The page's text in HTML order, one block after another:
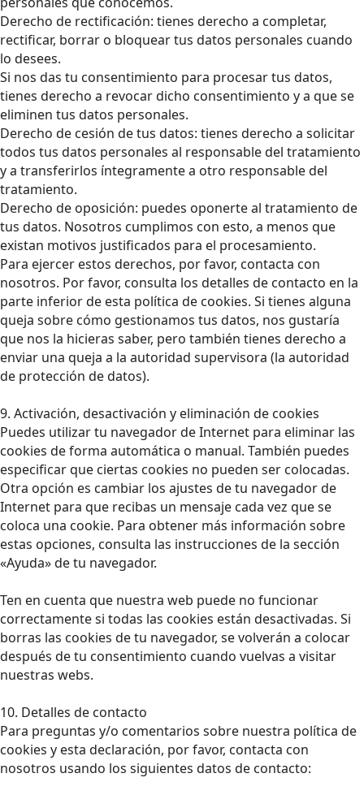
Derecho de rectificación: tienes derecho a completar,
rectificar, borrar o bloquear tus datos personales cuando
lo desees.
Si nos das tu consentimiento para procesar tus datos,
tienes derecho a revocar dicho consentimiento y a que se
eliminen tus datos personales.
Derecho de cesión de tus datos: tienes derecho a solicitar
todos tus datos personales al responsable del tratamiento
y a transferirlos íntegramente a otro responsable del
tratamiento.
Derecho de oposición: puedes oponerte al tratamiento de
tus datos. Nosotros cumplimos con esto, a menos que
existan motivos justificados para el procesamiento.
Para ejercer estos derechos, por favor, contacta con
nosotros. Por favor, consulta los detalles de contacto en la
parte inferior de esta política de cookies. Si tienes alguna
queja sobre cómo gestionamos tus datos, nos gustaría
que nos la hicieras saber, pero también tienes derecho a
enviar una queja a la autoridad supervisora (la autoridad
de protección de datos).
9. Activación, desactivación y eliminación de cookies
Puedes utilizar tu navegador de Internet para eliminar las
cookies de forma automática o manual. También puedes
especificar que ciertas cookies no pueden ser colocadas.
Otra opción es cambiar los ajustes de tu navegador de
Internet para que recibas un mensaje cada vez que se
coloca una cookie. Para obtener más información sobre
estas opciones, consulta las instrucciones de la sección
«Ayuda» de tu navegador.
Ten en cuenta que nuestra web puede no funcionar
correctamente si todas las cookies están desactivadas. Si
borras las cookies de tu navegador, se volverán a colocar
después de tu consentimiento cuando vuelvas a visitar
nuestras webs.
10. Detalles de contacto
Para preguntas y/o comentarios sobre nuestra política de
cookies y esta declaración, por favor, contacta con
nosotros usando los siguientes datos de contacto: